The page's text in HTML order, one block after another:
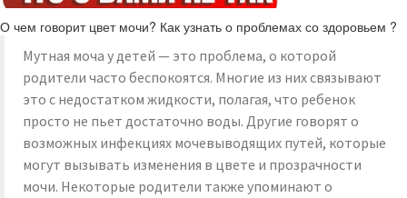
О чем говорит цвет мочи? Как узнать о проблемах со здоровьем ?
Мутная моча у детей — это проблема, о которой
родители часто беспокоятся. Многие из них связывают
это с недостатком жидкости, полагая, что ребенок
просто не пьет достаточно воды. Другие говорят о
возможных инфекциях мочевыводящих путей, которые
могут вызывать изменения в цвете и прозрачности
мочи. Некоторые родители также упоминают о